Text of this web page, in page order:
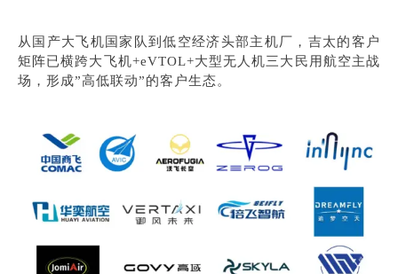
从国产大飞机国家队到低空经济头部主机厂，吉太的客户
矩阵已横跨大飞机+eVTOL+大型无人机三大民用航空主战
场，形成”高低联动”的客户生态。